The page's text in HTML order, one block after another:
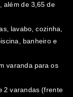
além de 3,65 de
lavabo, cozinha,
banheiro e
varanda para os
2 varandas (frente